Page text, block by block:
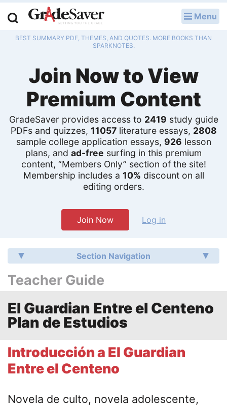
Menu
BEST SUMMARY PDF, THEMES, AND QUOTES. MORE BOOKS THAN
SPARKNOTES.
Join Now to View
Premium Content
GradeSaver provides access to 2419 study guide
PDFs and quizzes, 11057literature essays, 2808
sample college application essays, 926 lesson
plans, and ad-free surfing in this premium
content, “Members Only” section of the site!
Membership includes a 10% discount on all
editing orders.
Join Now Log in
Section Navigation
Teacher Guide
El Guardian Entre el Centeno
Plan de Estudios
Introducción a El Guardian
Entre el Centeno
Novela de culto, novela adolescente,
Study Guides
Q & A
Lesson Plans
Essay Editing Services
Literature Essays
College Application Essays
Textbook Answers
Writing Help